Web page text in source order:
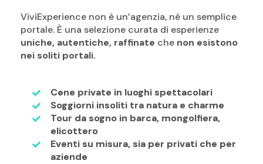
ViviExperience non è un’agenzia, né un semplice
portale. È una selezione curata di esperienze
uniche, autentiche, raffinate che non esistono
nei soliti portali.
Cene private in luoghi spettacolari
Soggiorni insoliti tra natura e charme
Tour da sogno in barca, mongolfiera,
elicottero
Eventi su misura, sia per privati che per
aziende